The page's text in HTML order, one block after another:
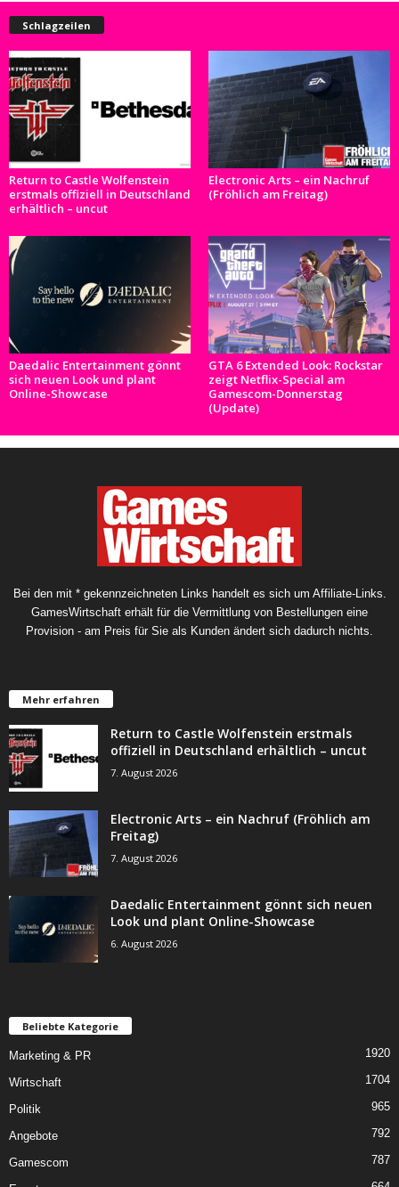
Schlagzeilen
Return to Castle Wolfenstein
erstmals offiziell in Deutschland
erhältlich – uncut
Electronic Arts – ein Nachruf
(Fröhlich am Freitag)
Daedalic Entertainment gönnt
sich neuen Look und plant
Online-Showcase
GTA 6 Extended Look: Rockstar
zeigt Netflix-Special am
Gamescom-Donnerstag
(Update)
Bei den mit * gekennzeichneten Links handelt es sich um Affiliate-Links.
GamesWirtschaft erhält für die Vermittlung von Bestellungen eine
Provision - am Preis für Sie als Kunden ändert sich dadurch nichts.
Mehr erfahren
Return to Castle Wolfenstein erstmals
offiziell in Deutschland erhältlich – uncut
7. August 2026
Electronic Arts – ein Nachruf (Fröhlich am
Freitag)
7. August 2026
Daedalic Entertainment gönnt sich neuen
Look und plant Online-Showcase
6. August 2026
Beliebte Kategorie
Marketing & PR 1920
Wirtschaft 1704
Politik 965
Angebote 792
Gamescom 787